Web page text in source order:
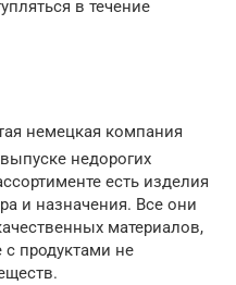
в течение
немецкая компания
недорогих
есть изделия
и назначения. Все они
материалов,
с продуктами не